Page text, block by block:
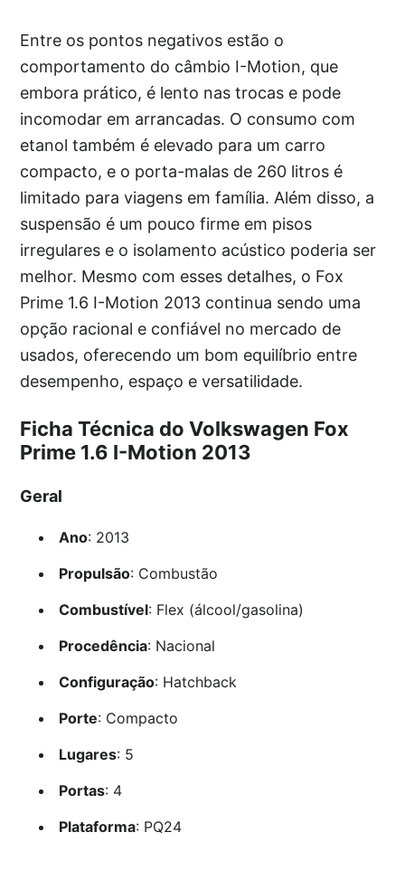
Entre os pontos negativos estão o
comportamento do câmbio I-Motion, que
embora prático, é lento nas trocas e pode
incomodar em arrancadas. O consumo com
etanol também é elevado para um carro
compacto, e o porta-malas de 260 litros é
limitado para viagens em família. Além disso, a
suspensão é um pouco firme em pisos
irregulares e o isolamento acústico poderia ser
melhor. Mesmo com esses detalhes, o Fox
Prime 1.6 I-Motion 2013 continua sendo uma
opção racional e confiável no mercado de
usados, oferecendo um bom equilíbrio entre
desempenho, espaço e versatilidade.
Ficha Técnica do Volkswagen Fox
Prime 1.6 I-Motion 2013
Geral
Ano: 2013
Propulsão: Combustão
Combustível: Flex (álcool/gasolina)
Procedência: Nacional
Configuração: Hatchback
Porte: Compacto
Lugares: 5
Portas: 4
Plataforma: PQ24